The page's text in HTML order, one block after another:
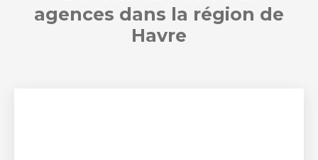
agences dans la région de
Havre